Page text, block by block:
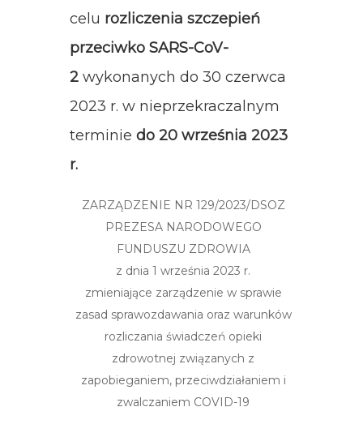
celu rozliczenia szczepień
przeciwko SARS-CoV-
2 wykonanych do 30 czerwca
2023 r. w nieprzekraczalnym
terminie do 20 września 2023
r.
ZARZĄDZENIE NR 129/2023/DSOZ
PREZESA NARODOWEGO
FUNDUSZU ZDROWIA
z dnia 1 września 2023 r.
zmieniające zarządzenie w sprawie
zasad sprawozdawania oraz warunków
rozliczania świadczeń opieki
zdrowotnej związanych z
zapobieganiem, przeciwdziałaniem i
zwalczaniem COVID-19